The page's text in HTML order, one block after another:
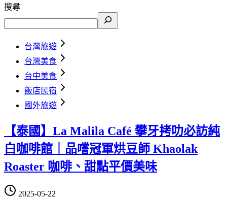
搜尋
台灣旅遊
台灣美食
台中美食
飯店民宿
國外旅遊
【泰國】La Malila Café 攀牙拷叻必訪純
白咖啡館｜品嚐冠軍烘豆師 Khaolak
Roaster 咖啡、甜點平價美味
2025-05-22